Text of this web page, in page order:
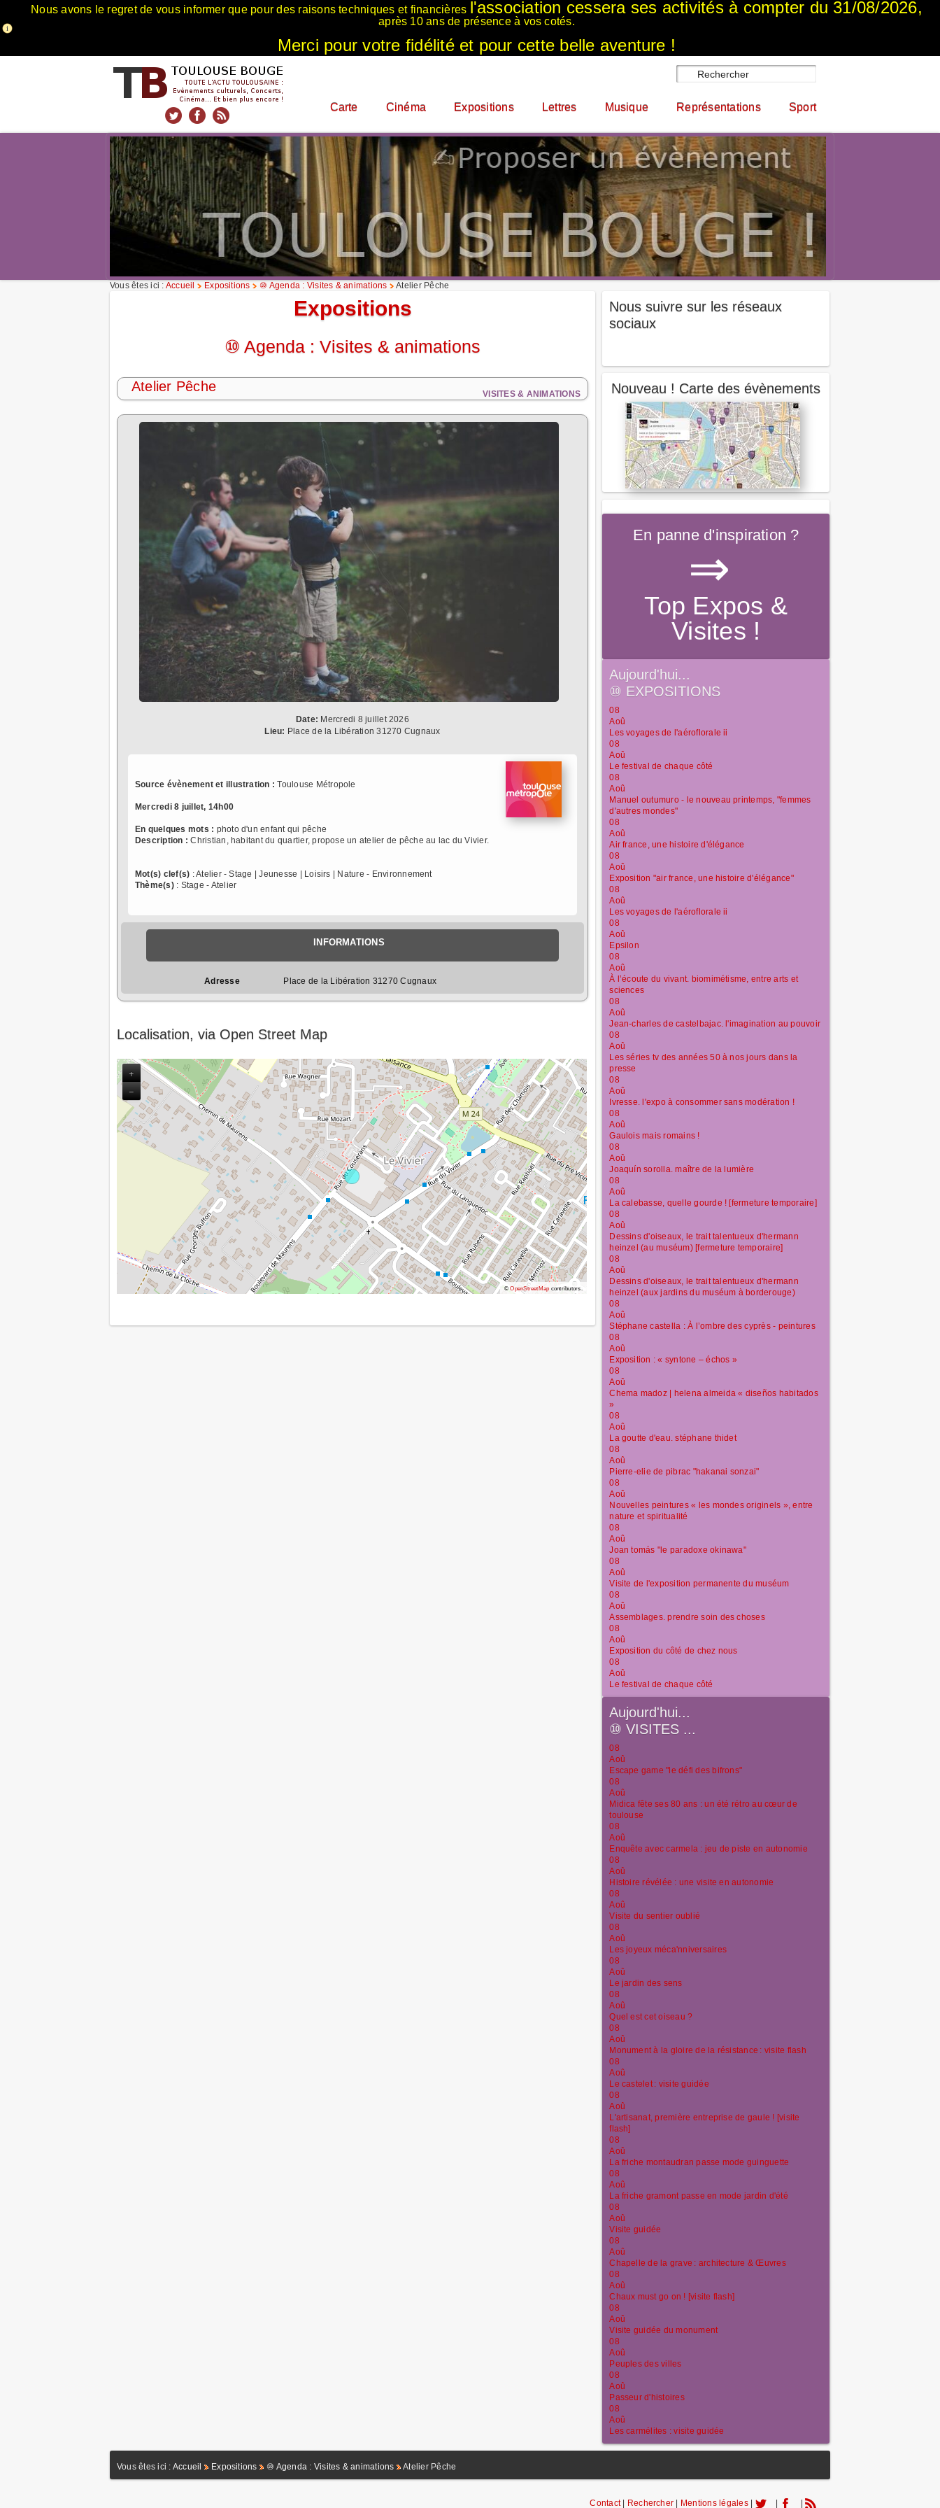
Nous avons le regret de vous informer que pour des raisons techniques et financières l'association cessera ses activités à compter du 31/08/2026,
après 10 ans de présence à vos cotés.
Merci pour votre fidélité et pour cette belle aventure !
Carte Cinéma Expositions Lettres Musique Représentations Sport
Vous êtes ici : Accueil Expositions ⑩ Agenda : Visites & animations Atelier Pêche
Expositions
⑩ Agenda : Visites & animations
Atelier Pêche VISITES & ANIMATIONS
Date: Mercredi 8 juillet 2026
Lieu: Place de la Libération 31270 Cugnaux
Source évènement et illustration : Toulouse Métropole
Mercredi 8 juillet, 14h00
En quelques mots : photo d'un enfant qui pêche
Description : Christian, habitant du quartier, propose un atelier de pêche au lac du Vivier.
Mot(s) clef(s) : Atelier - Stage | Jeunesse | Loisirs | Nature - Environnement
Thème(s): Stage - Atelier
INFORMATIONS
Adresse Place de la Libération 31270 Cugnaux
Localisation, via Open Street Map
+
−
©OpenStreetMap contributors.
Nous suivre sur les réseaux
sociaux
Nouveau ! Carte des évènements
En panne d'inspiration ?
⇒
Top Expos &
Visites !
Aujourd'hui...
⑩ EXPOSITIONS
08
Aoû
Les voyages de l'aéroflorale ii
08
Aoû
Le festival de chaque côté
08
Aoû
Manuel outumuro - le nouveau printemps, "femmes
d'autres mondes"
08
Aoû
Air france, une histoire d'élégance
08
Aoû
Exposition "air france, une histoire d'élégance"
08
Aoû
Les voyages de l'aéroflorale ii
08
Aoû
Epsilon
08
Aoû
À l’écoute du vivant. biomimétisme, entre arts et
sciences
08
Aoû
Jean-charles de castelbajac. l'imagination au pouvoir
08
Aoû
Les séries tv des années 50 à nos jours dans la
presse
08
Aoû
Ivresse. l'expo à consommer sans modération !
08
Aoû
Gaulois mais romains !
08
Aoû
Joaquín sorolla. maître de la lumière
08
Aoû
La calebasse, quelle gourde ! [fermeture temporaire]
08
Aoû
Dessins d'oiseaux, le trait talentueux d'hermann
heinzel (au muséum) [fermeture temporaire]
08
Aoû
Dessins d'oiseaux, le trait talentueux d'hermann
heinzel (aux jardins du muséum à borderouge)
08
Aoû
Stéphane castella : À l’ombre des cyprès - peintures
08
Aoû
Exposition : « syntone – échos »
08
Aoû
Chema madoz | helena almeida « diseños habitados
»
08
Aoû
La goutte d'eau. stéphane thidet
08
Aoû
Pierre-elie de pibrac "hakanai sonzai"
08
Aoû
Nouvelles peintures « les mondes originels », entre
nature et spiritualité
08
Aoû
Joan tomás "le paradoxe okinawa"
08
Aoû
Visite de l'exposition permanente du muséum
08
Aoû
Assemblages. prendre soin des choses
08
Aoû
Exposition du côté de chez nous
08
Aoû
Le festival de chaque côté
Aujourd'hui...
⑩VISITES ...
08
Aoû
Escape game "le défi des bifrons"
08
Aoû
Midica fête ses 80 ans : un été rétro au cœur de
toulouse
08
Aoû
Enquête avec carmela : jeu de piste en autonomie
08
Aoû
Histoire révélée : une visite en autonomie
08
Aoû
Visite du sentier oublié
08
Aoû
Les joyeux méca'nniversaires
08
Aoû
Le jardin des sens
08
Aoû
Quel est cet oiseau ?
08
Aoû
Monument à la gloire de la résistance : visite flash
08
Aoû
Le castelet : visite guidée
08
Aoû
L'artisanat, première entreprise de gaule ! [visite
flash]
08
Aoû
La friche montaudran passe mode guinguette
08
Aoû
La friche gramont passe en mode jardin d'été
08
Aoû
Visite guidée
08
Aoû
Chapelle de la grave : architecture & Œuvres
08
Aoû
Chaux must go on ! [visite flash]
08
Aoû
Visite guidée du monument
08
Aoû
Peuples des villes
08
Aoû
Passeur d'histoires
08
Aoû
Les carmélites : visite guidée
Vous êtes ici : Accueil Expositions ⑩ Agenda : Visites & animations Atelier Pêche
Contact| Rechercher Mentions légales|